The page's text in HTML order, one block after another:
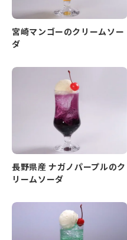
宮崎マンゴーのクリームソー
ダ
長野県産 ナガノパープルのク
リームソーダ